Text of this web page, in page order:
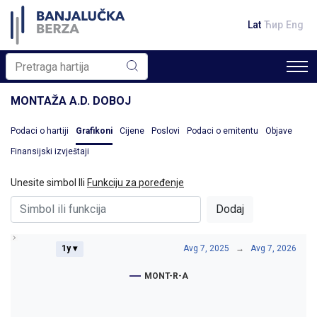
Lat Ћир Eng
MONTAŽA A.D. DOBOJ
Podaci o hartiji Grafikoni Cijene Poslovi Podaci o emitentu Objave
Finansijski izvještaji
Unesite simbol Ili Funkciju za poređenje
Dodaj
1y ▾ Avg 7, 2025 → Avg 7, 2026
MONT-R-A